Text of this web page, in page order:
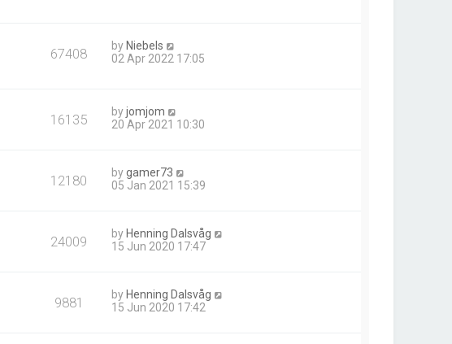
67408 by Niebels
02 Apr 2022 17:05
16135 byjomjom
20 Apr 2021 10:30
12180 bygamer73
05 Jan 2021 15:39
24009 by Henning Dalsvåg
15 Jun 2020 17:47
9881 by Henning Dalsvåg
15 Jun 2020 17:42